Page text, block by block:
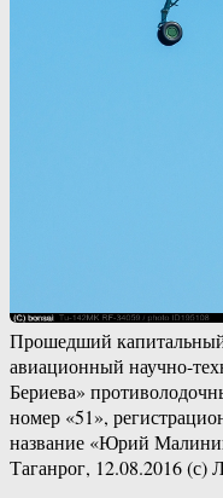
Прошедший
авиационный научно-
Бериева»
номер «51»,
название «Юрий
Таганрог, 12.08.2016 (с)